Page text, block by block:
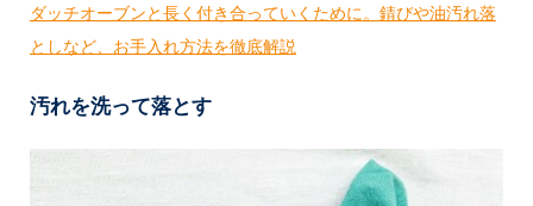
ダッチオーブンと長く付き合っていくために。錆びや油汚れ落
としなど、お手入れ方法を徹底解説
汚れを洗って落とす